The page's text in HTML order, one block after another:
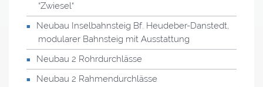
“Zwiesel“
Neubau Inselbahnsteig Bf. Heudeber-Danstedt,
modularer Bahnsteig mit Ausstattung
Neubau 2 Rohrdurchlässe
Neubau 2 Rahmendurchlässe